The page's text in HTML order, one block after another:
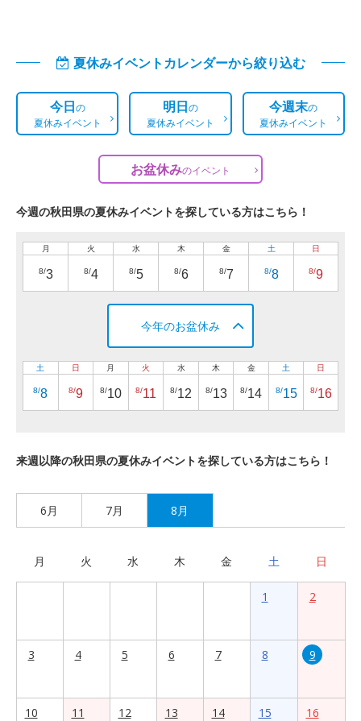
夏休みイベントカレンダーから絞り込む
今日の
夏休みイベント
明日の
夏休みイベント
今週末の
夏休みイベント
お盆休みのイベント
今週の秋田県の夏休みイベントを探している方はこちら！
月
8/3
火
8/4
水
8/5
木
8/6
金
8/7
土
8/8
日
8/9
今年のお盆休み
土
8/8
日
8/9
月
8/10
火
8/11
水
8/12
木
8/13
金
8/14
土
8/15
日
8/16
来週以降の秋田県の夏休みイベントを探している方はこちら！
6月 7月 8月
月 火 水 木 金 土 日
1 2
3 4 5 6 7 8 9
10
11
12
13
14
15
16